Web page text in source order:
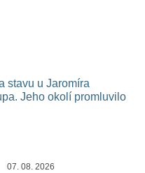
stavu u Jaromíra
Jeho okolí promluvilo
07. 08. 2026